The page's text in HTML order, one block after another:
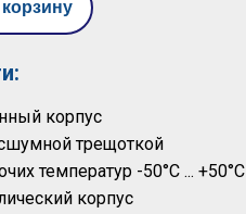
корпус
трещоткой
температур -50°С ... +50°С
корпус